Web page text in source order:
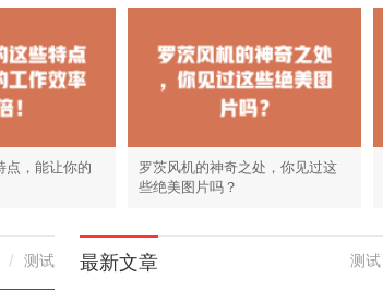
点，能让你的
罗茨风机的神奇之处，你见过这
些绝美图片吗？
测试 最新文章 测试